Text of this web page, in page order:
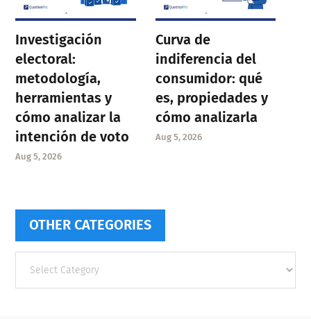
Investigación
electoral:
metodología,
herramientas y
cómo analizar la
intención de voto
Aug 5, 2026
Curva de
indiferencia del
consumidor: qué
es, propiedades y
cómo analizarla
Aug 5, 2026
OTHER CATEGORIES
categories